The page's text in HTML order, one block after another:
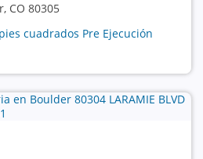
CO 80305
cuadrados Pre Ejecución